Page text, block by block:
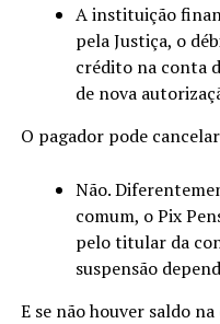
A instituição
pela Justiça, o
crédito na conta
de nova
O pagador pode
Não.
comum, o Pix
pelo titular da
suspensão
E se não houver saldo